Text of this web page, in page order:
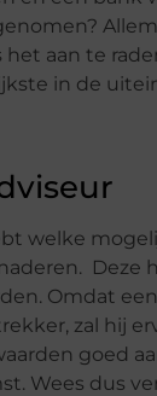
het aan te
in de
welke
Deze
Omdat
zal hij
goed
Wees dus